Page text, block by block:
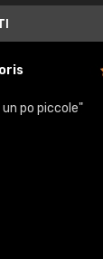
po piccole"